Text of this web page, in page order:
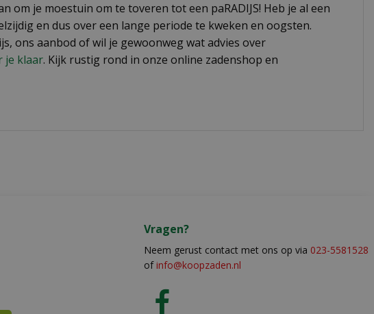
om je moestuin om te toveren tot een paRADIJS! Heb je al een
en dus over een lange periode te kweken en oogsten.
ons aanbod of wil je gewoonweg wat advies over
je klaar. Kijk rustig rond in onze online zadenshop en
Vragen?
Neem gerust contact met ons op via 023-5581528
of info@koopzaden.nl